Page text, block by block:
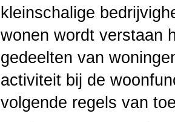
kleinschalige
wonen wordt verstaan
gedeelten van
activiteit bij de
volgende regels van